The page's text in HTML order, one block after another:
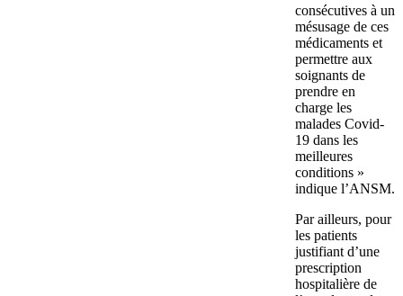
consécutives à un
mésusage de ces
médicaments et
permettre aux
soignants de
prendre en
charge les
malades Covid-
19 dans les
meilleures
conditions »
indique l’ANSM.
Par ailleurs, pour
les patients
justifiant d’une
prescription
hospitalière de